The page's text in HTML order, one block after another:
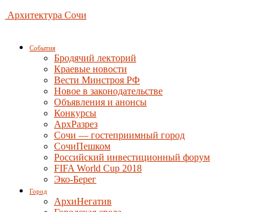
Архитектура Сочи
События
Бродячий лекторий
Краевые новости
Вести Минстроя РФ
Новое в законодательстве
Объявления и анонсы
Конкурсы
АрхРазрез
Сочи — гостеприимный город
СочиПешком
Российский инвестиционный форум
FIFA World Cup 2018
Эко-Берег
Город
АрхиНегатив